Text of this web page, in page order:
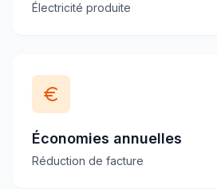
Électricité produite
Économies annuelles
Réduction de facture